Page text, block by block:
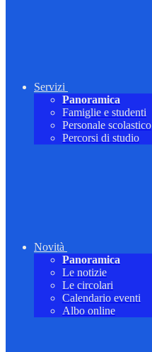
Servizi
Panoramica
Famiglie e studenti
Personale scolastico
Percorsi di studio
Novità
Panoramica
Le notizie
Le circolari
Calendario eventi
Albo online